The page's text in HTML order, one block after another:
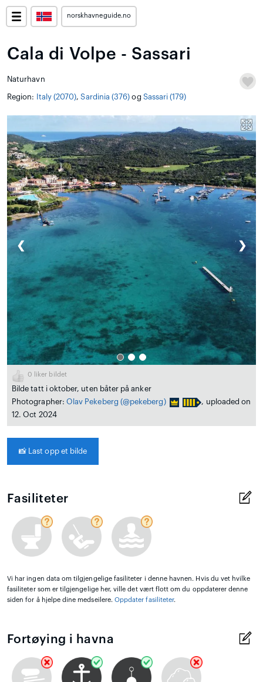
norskhavneguide.no
Cala di Volpe - Sassari
Naturhavn
Region: Italy (2070),Sardinia (376) og Sassari (179)
❮ ❯
0 liker bildet
Bilde tatt i oktober, uten båter på anker
Photographer: Olav Pekeberg (@pekeberg)
, uploaded on
12. Oct 2024
📸 Last opp et bilde
Fasiliteter
Vi har ingen data om tilgjengelige fasiliteter i denne havnen. Hvis du vet hvilke
fasiliteter som er tilgjengelige her, ville det vært flott om du oppdaterer denne
siden for å hjelpe dine medseilere. Oppdater fasiliteter.
Fortøying i havna